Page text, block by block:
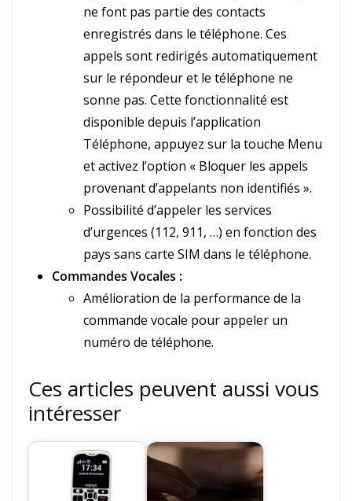
ne font pas partie des contacts
enregistrés dans le téléphone. Ces
appels sont redirigés automatiquement
sur le répondeur et le téléphone ne
sonne pas. Cette fonctionnalité est
disponible depuis l’application
Téléphone, appuyez sur la touche Menu
et activez l’option « Bloquer les appels
provenant d’appelants non identifiés ».
Possibilité d’appeler les services
d’urgences (112, 911, …) en fonction des
pays sans carte SIM dans le téléphone.
Commandes Vocales :
Amélioration de la performance de la
commande vocale pour appeler un
numéro de téléphone.
Ces articles peuvent aussi vous
intéresser